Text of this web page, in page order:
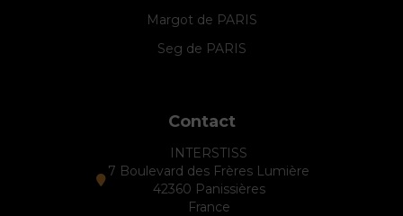
Margot de PARIS
Seg de PARIS
Contact
INTERSTISS
7 Boulevard des Frères Lumière
42360 Panissières
France